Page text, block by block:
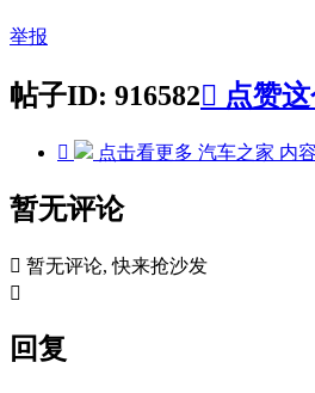
举报
帖子ID: 916582 点赞
 点击看更多 汽车之家 内容
暂无评论
 暂无评论, 快来抢沙发

回复